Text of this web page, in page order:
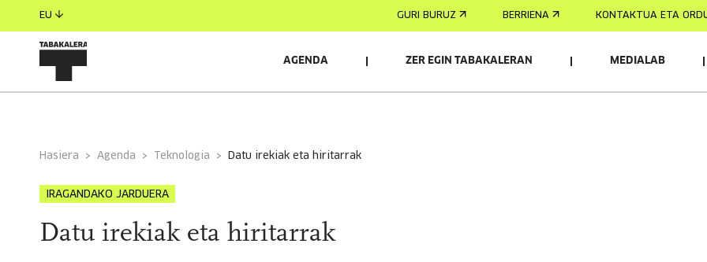
EU GURI BURUZ BERRIENA KONTAKTUA ETA
AGENDA ZER EGIN TABAKALERAN MEDIALAB
Hasiera Agenda Teknologia datu irekiak eta hiritarrak
IRAGANDAKO JARDUERA
Datu irekiak eta hiritarrak